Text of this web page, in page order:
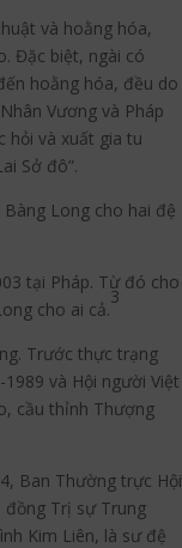
và hoằng hóa,
Đặc biệt, ngài có
hoằng hóa, đều do
Vương và Pháp
hỏi và xuất gia tu
Sở đô”.
Long cho hai đệ
tại Pháp. Từ đó cho
cho ai cả.
3
Trước thực trạng
và Hội người Việt
cầu thỉnh Thượng
Ban Thường trực Hội
đồng Trị sự Trung
Kim Liên, là sư đệ